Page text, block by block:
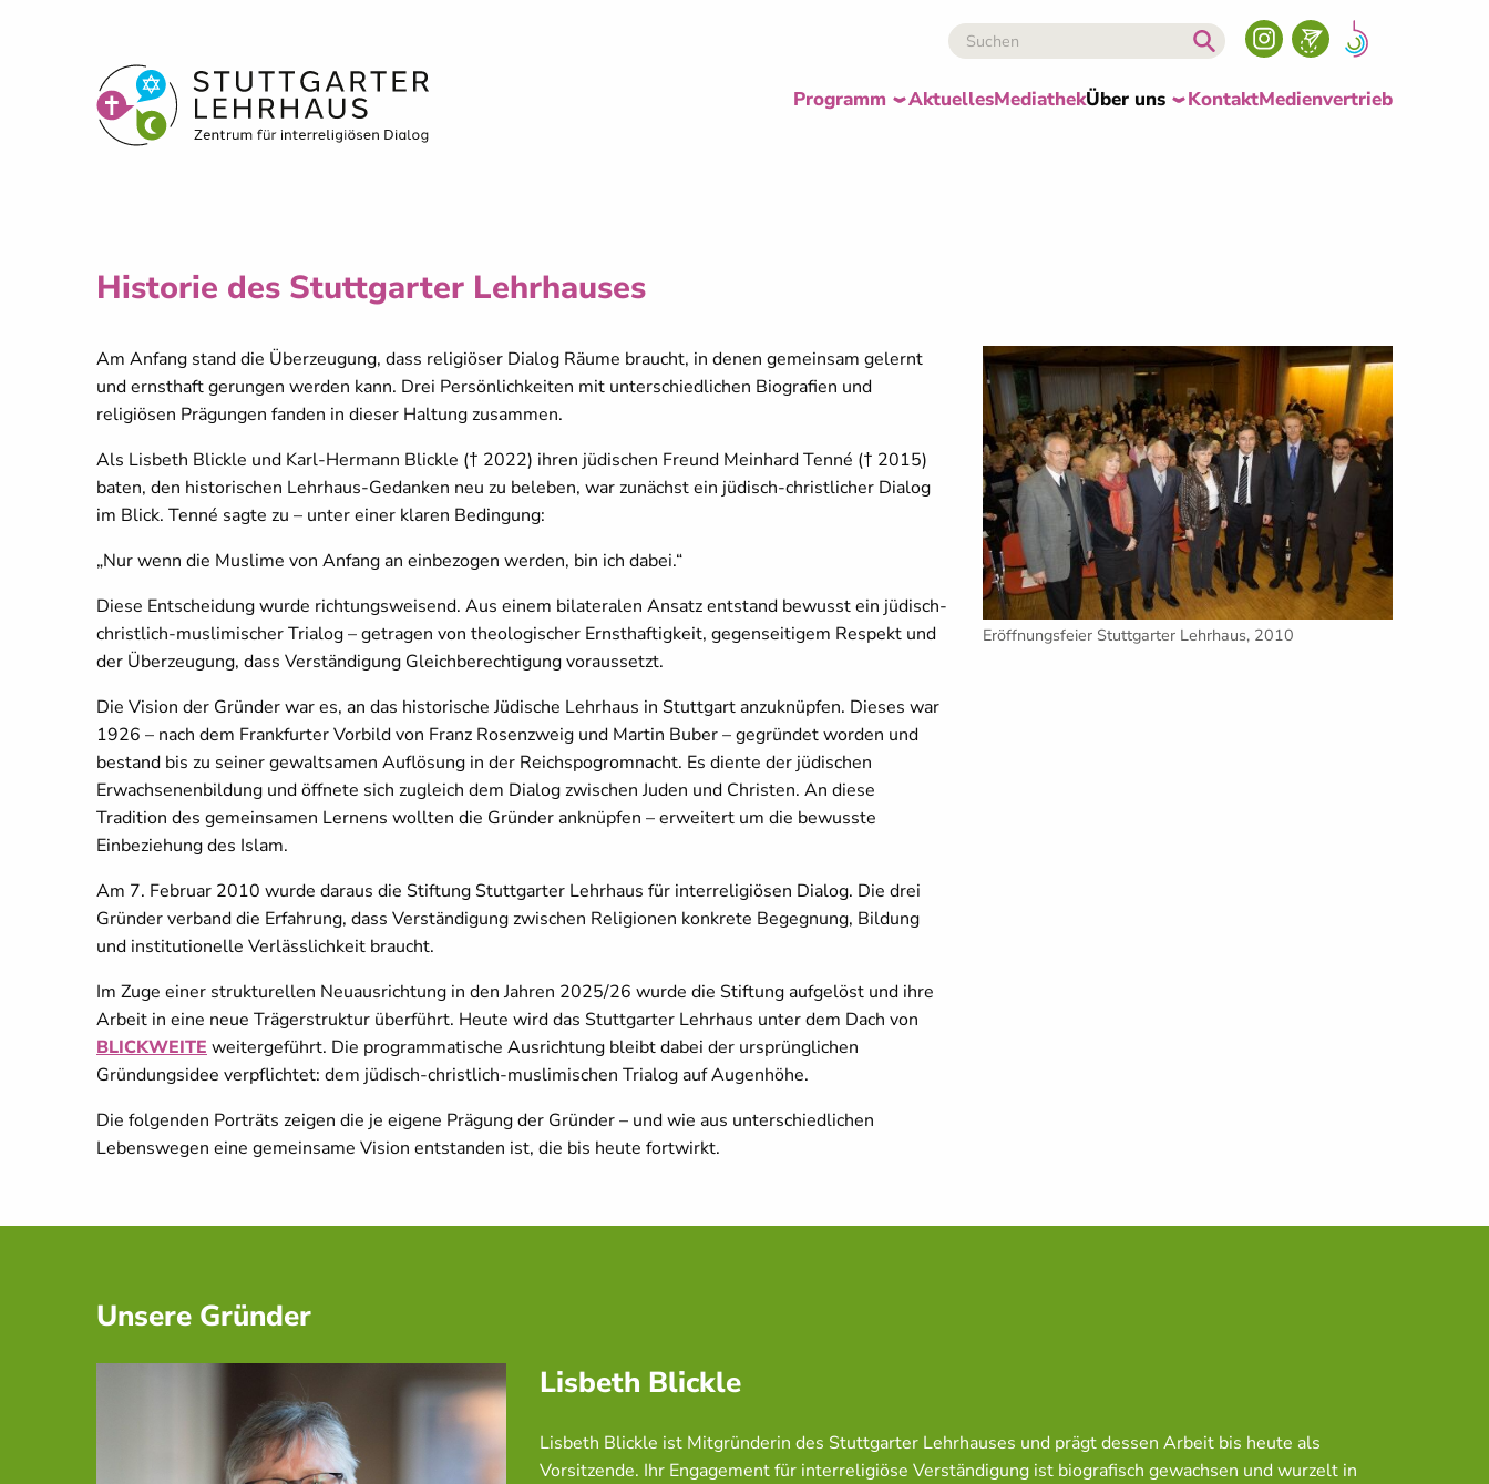
Programm AktuellesMediathekÜber uns KontaktMedienvertrieb
Historie des Stuttgarter Lehrhauses
Am Anfang stand die Überzeugung, dass religiöser Dialog Räume braucht, in denen gemeinsam gelernt
und ernsthaft gerungen werden kann. Drei Persönlichkeiten mit unterschiedlichen Biografien und
religiösen Prägungen fanden in dieser Haltung zusammen.
Als Lisbeth Blickle und Karl-Hermann Blickle († 2022) ihren jüdischen Freund Meinhard Tenné († 2015)
baten, den historischen Lehrhaus-Gedanken neu zu beleben, war zunächst ein jüdisch-christlicher Dialog
im Blick. Tenné sagte zu – unter einer klaren Bedingung:
„Nur wenn die Muslime von Anfang an einbezogen werden, bin ich dabei.“
Diese Entscheidung wurde richtungsweisend. Aus einem bilateralen Ansatz entstand bewusst ein jüdisch-
christlich-muslimischer Trialog – getragen von theologischer Ernsthaftigkeit, gegenseitigem Respekt und
der Überzeugung, dass Verständigung Gleichberechtigung voraussetzt.
Die Vision der Gründer war es, an das historische Jüdische Lehrhaus in Stuttgart anzuknüpfen. Dieses war
1926 – nach dem Frankfurter Vorbild von Franz Rosenzweig und Martin Buber – gegründet worden und
bestand bis zu seiner gewaltsamen Auflösung in der Reichspogromnacht. Es diente der jüdischen
Erwachsenenbildung und öffnete sich zugleich dem Dialog zwischen Juden und Christen. An diese
Tradition des gemeinsamen Lernens wollten die Gründer anknüpfen – erweitert um die bewusste
Einbeziehung des Islam.
Am 7. Februar 2010 wurde daraus die Stiftung Stuttgarter Lehrhaus für interreligiösen Dialog. Die drei
Gründer verband die Erfahrung, dass Verständigung zwischen Religionen konkrete Begegnung, Bildung
und institutionelle Verlässlichkeit braucht.
Im Zuge einer strukturellen Neuausrichtung in den Jahren 2025/26 wurde die Stiftung aufgelöst und ihre
Arbeit in eine neue Trägerstruktur überführt. Heute wird das Stuttgarter Lehrhaus unter dem Dach von
BLICKWEITE weitergeführt. Die programmatische Ausrichtung bleibt dabei der ursprünglichen
Gründungsidee verpflichtet: dem jüdisch-christlich-muslimischen Trialog auf Augenhöhe.
Die folgenden Porträts zeigen die je eigene Prägung der Gründer – und wie aus unterschiedlichen
Lebenswegen eine gemeinsame Vision entstanden ist, die bis heute fortwirkt.
Eröffnungsfeier Stuttgarter Lehrhaus, 2010
Unsere Gründer
Lisbeth Blickle
Lisbeth Blickle ist Mitgründerin des Stuttgarter Lehrhauses und prägt dessen Arbeit bis heute als
Vorsitzende. Ihr Engagement für interreligiöse Verständigung ist biografisch gewachsen und wurzelt in